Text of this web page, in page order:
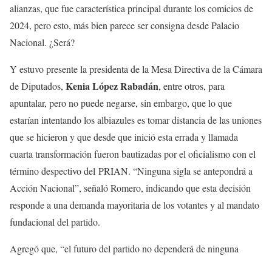
alianzas, que fue característica principal durante los comicios de
2024, pero esto, más bien parece ser consigna desde Palacio
Nacional. ¿Será?
Y estuvo presente la presidenta de la Mesa Directiva de la Cámara
de Diputados, Kenia López Rabadán, entre otros, para
apuntalar, pero no puede negarse, sin embargo, que lo que
estarían intentando los albiazules es tomar distancia de las uniones
que se hicieron y que desde que inició esta errada y llamada
cuarta transformación fueron bautizadas por el oficialismo con el
término despectivo del PRIAN. “Ninguna sigla se antepondrá a
Acción Nacional”, señaló Romero, indicando que esta decisión
responde a una demanda mayoritaria de los votantes y al mandato
fundacional del partido.
Agregó que, “el futuro del partido no dependerá de ninguna